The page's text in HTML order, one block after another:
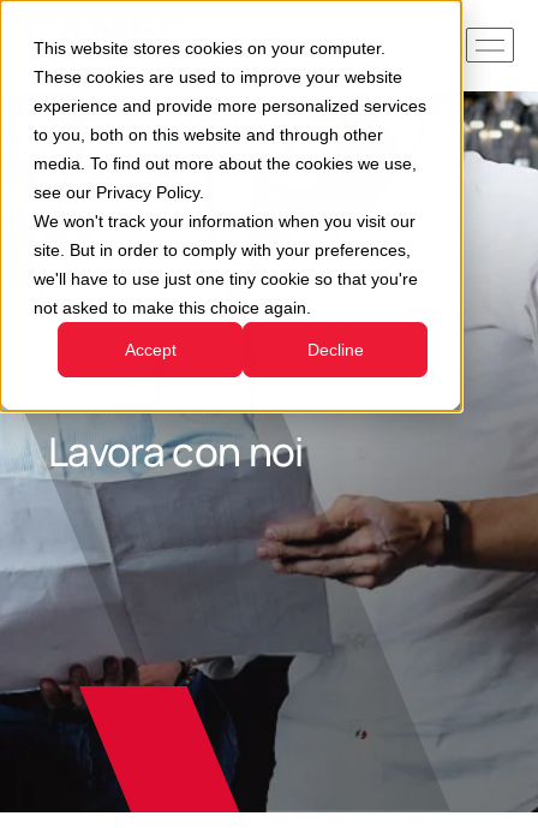
This website stores cookies on your computer.
These cookies are used to improve your website
experience and provide more personalized services
to you, both on this website and through other
media. To find out more about the cookies we use,
see our Privacy Policy.
We won't track your information when you visit our
site. But in order to comply with your preferences,
we'll have to use just one tiny cookie so that you're
not asked to make this choice again.
Accept Decline
Lavora con noi